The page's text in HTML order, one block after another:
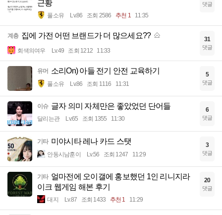
근황
풀소유 Lv.86 조회 2586 추천 1 11:35
댓글
계층 집에 가전 어떤 브랜드가 더 많으세요??
회색의여우 Lv.49 조회 1212 11:33
31
댓글
유머 소리On) 아들 전기 안전 교육하기
풀소유 Lv.86 조회 1116 11:31
5
댓글
이슈 글자 의미 자체만은 좋았었던 단어들
달리는관 Lv.65 조회 1355 11:30
6
댓글
기타 미야시타 레나 카드 스탯
안동시남훈이 Lv.56 조회 1247 11:29
3
댓글
기타 얼마전에 오이갤에 홍보했던 1인 리니지라
이크 웹게임 해본 후기
대지 Lv.87 조회 1433 추천 1 11:29
20
댓글